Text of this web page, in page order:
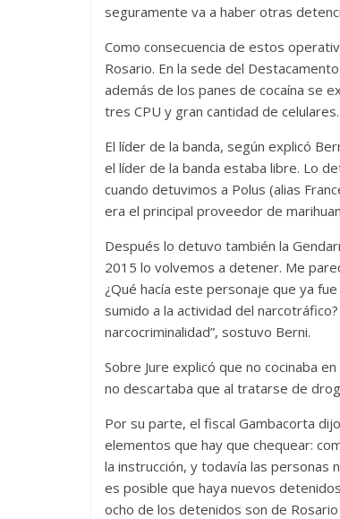
seguramente va a haber otras
Como consecuencia de estos
Rosario. En la sede del
además de los panes de cocaína se
tres CPU y gran cantidad de celulares.
El líder de la banda, según explicó
el líder de la banda estaba libre. Lo
cuando detuvimos a Polus (alias
era el principal proveedor de
Después lo detuvo también la
2015 lo volvemos a detener. Me
¿Qué hacía este personaje que ya
sumido a la actividad del
narcocriminalidad”, sostuvo Berni.
Sobre Jure explicó que no cocinaba
no descartaba que al tratarse de
Por su parte, el fiscal Gambacorta
elementos que hay que chequear:
la instrucción, y todavía las personas
es posible que haya nuevos
ocho de los detenidos son de